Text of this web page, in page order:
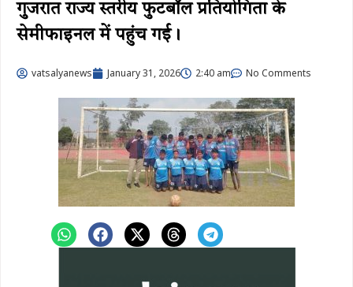
गुजरात राज्य स्तरीय फुटबॉल प्रतियोगिता के
सेमीफाइनल में पहुंच गई।
vatsalyanews January 31, 2026 2:40 am No Comments